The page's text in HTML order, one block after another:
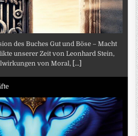
des Buches Gut und Böse – Macht
unserer Zeit von Leonhard Stein,
von Moral, [...]